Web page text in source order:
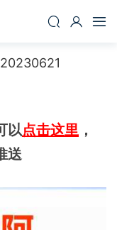
以点击这里 ，
送